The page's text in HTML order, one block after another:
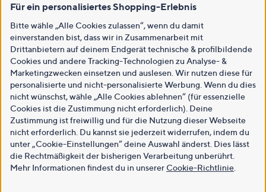
Für ein personalisiertes Shopping-Erlebnis
Bitte wähle „Alle Cookies zulassen“, wenn du damit
einverstanden bist, dass wir in Zusammenarbeit mit
Drittanbietern auf deinem Endgerät technische & profilbildende
Cookies und andere Tracking-Technologien zu Analyse- &
Marketingzwecken einsetzen und auslesen. Wir nutzen diese für
personalisierte und nicht-personalisierte Werbung. Wenn du dies
nicht wünschst, wähle „Alle Cookies ablehnen“ (für essenzielle
Cookies ist die Zustimmung nicht erforderlich). Deine
Zustimmung ist freiwillig und für die Nutzung dieser Webseite
nicht erforderlich. Du kannst sie jederzeit widerrufen, indem du
unter „Cookie-Einstellungen“ deine Auswahl änderst. Dies lässt
die Rechtmäßigkeit der bisherigen Verarbeitung unberührt.
Mehr Informationen findest du in unsererCookie-Richtlinie